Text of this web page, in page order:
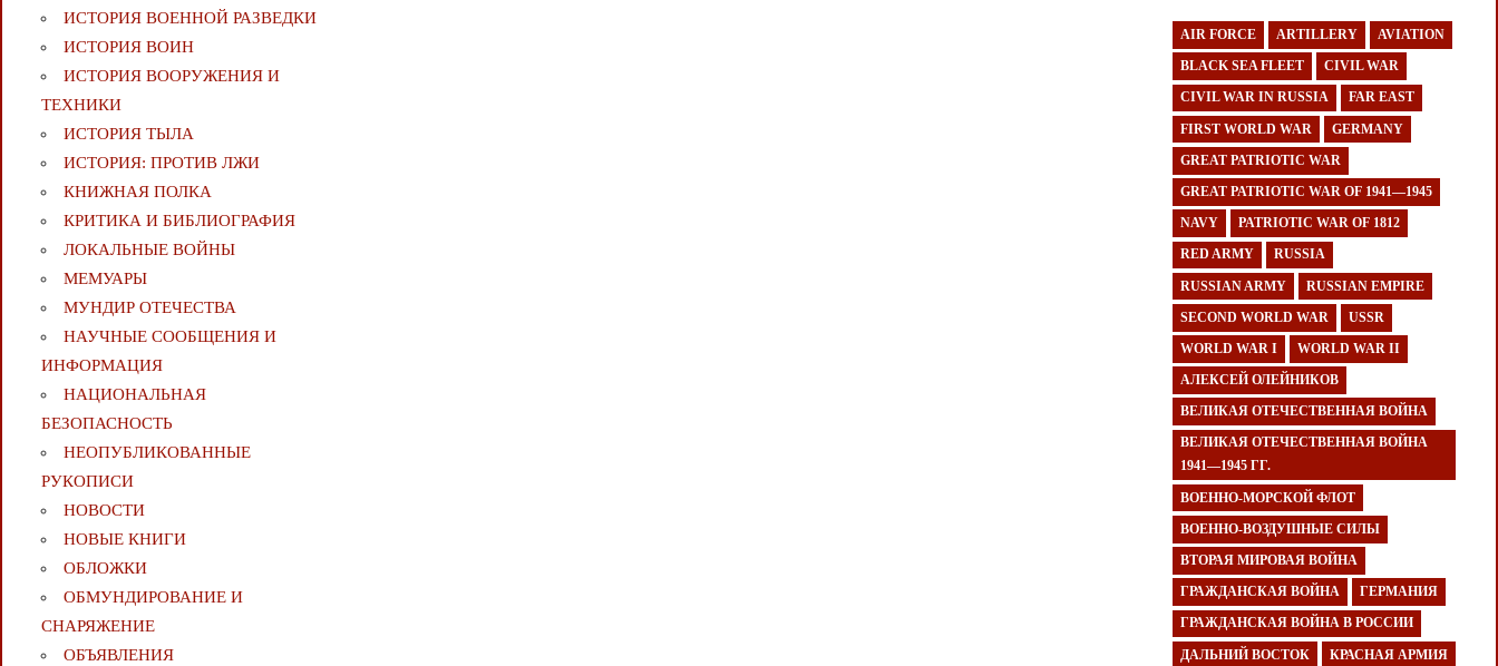
ИСТОРИЯ ВОЕННОЙ РАЗВЕДКИ
ИСТОРИЯ ВОИН
ИСТОРИЯ ВООРУЖЕНИЯ И
ТЕХНИКИ
ИСТОРИЯ ТЫЛА
ИСТОРИЯ: ПРОТИВ ЛЖИ
КНИЖНАЯ ПОЛКА
КРИТИКА И БИБЛИОГРАФИЯ
ЛОКАЛЬНЫЕ ВОЙНЫ
МЕМУАРЫ
МУНДИР ОТЕЧЕСТВА
НАУЧНЫЕ СООБЩЕНИЯ И
ИНФОРМАЦИЯ
НАЦИОНАЛЬНАЯ
БЕЗОПАСНОСТЬ
НЕОПУБЛИКОВАННЫЕ
РУКОПИСИ
НОВОСТИ
НОВЫЕ КНИГИ
ОБЛОЖКИ
ОБМУНДИРОВАНИЕ И
СНАРЯЖЕНИЕ
ОБЪЯВЛЕНИЯ
AIR FORCE ARTILLERY AVIATION
BLACK SEA FLEET CIVIL WAR
CIVIL WAR IN RUSSIA FAR EAST
FIRST WORLD WAR GERMANY
GREAT PATRIOTIC WAR
GREAT PATRIOTIC WAR OF 1941—1945
NAVY PATRIOTIC WAR OF 1812
RED ARMY RUSSIA
RUSSIAN ARMY RUSSIAN EMPIRE
SECOND WORLD WAR USSR
WORLD WAR I WORLD WAR II
АЛЕКСЕЙ ОЛЕЙНИКОВ
ВЕЛИКАЯ ОТЕЧЕСТВЕННАЯ ВОЙНА
ВЕЛИКАЯ ОТЕЧЕСТВЕННАЯ ВОЙНА
1941—1945 ГГ.
ВОЕННО-МОРСКОЙ ФЛОТ
ВОЕННО-ВОЗДУШНЫЕ СИЛЫ
ВТОРАЯ МИРОВАЯ ВОЙНА
ГРАЖДАНСКАЯ ВОЙНА ГЕРМАНИЯ
ГРАЖДАНСКАЯ ВОЙНА В РОССИИ
ДАЛЬНИЙ ВОСТОК КРАСНАЯ АРМИЯ